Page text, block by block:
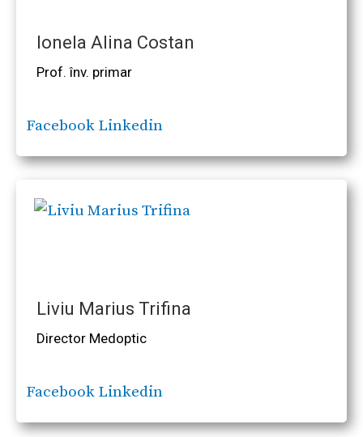
Ionela Alina Costan
Prof. înv. primar
Facebook Linkedin
Liviu Marius Trifina
Director Medoptic
Facebook Linkedin